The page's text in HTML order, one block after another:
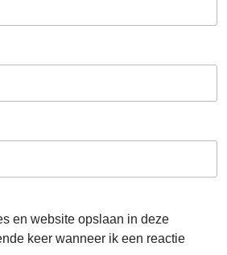
en website opslaan in deze
keer wanneer ik een reactie